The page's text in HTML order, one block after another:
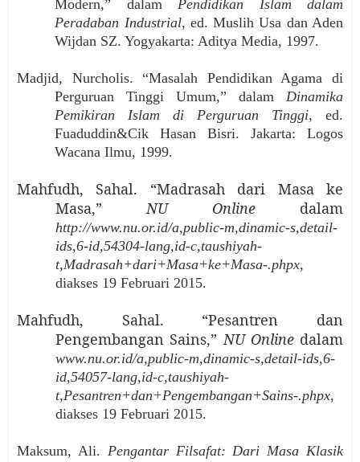
Modern,” dalam Pendidikan Islam dalam
Peradaban Industrial, ed. Muslih Usa dan Aden
Wijdan SZ. Yogyakarta: Aditya Media, 1997.
Madjid, Nurcholis. “Masalah Pendidikan Agama di
Perguruan Tinggi Umum,” dalam Dinamika
Pemikiran Islam di Perguruan Tinggi, ed.
Fuaduddin&Cik Hasan Bisri. Jakarta: Logos
Wacana Ilmu, 1999.
Mahfudh, Sahal. “Madrasah dari Masa ke
Masa,”NU Online dalam
http://www.nu.or.id/a,public-m,dinamic-s,detail-
ids,6-id,54304-lang,id-c,taushiyah-
t,Madrasah+dari+Masa+ke+Masa-.phpx,
diakses 19 Februari 2015.
Mahfudh, Sahal. “Pesantren dan
Pengembangan Sains,”NU Online dalam
www.nu.or.id/a,public-m,dinamic-s,detail-ids,6-
id,54057-lang,id-c,taushiyah-
t,Pesantren+dan+Pengembangan+Sains-.phpx,
diakses 19 Februari 2015.
Maksum, Ali. Pengantar Filsafat: Dari Masa Klasik